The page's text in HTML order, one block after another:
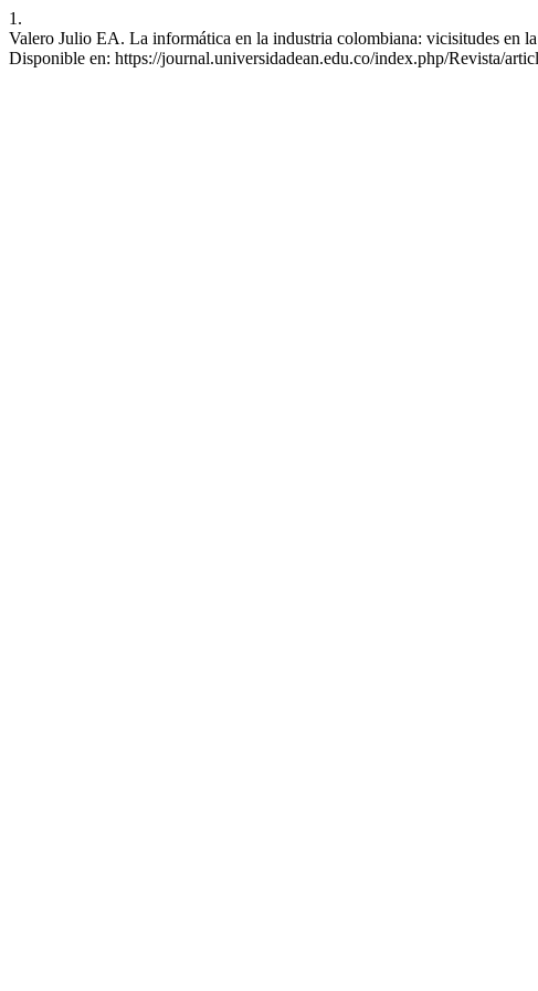
1.
Valero Julio EA. La informática en la industria colombiana: vicisitudes en
Disponible en: https://journal.universidadean.edu.co/index.php/Revista/